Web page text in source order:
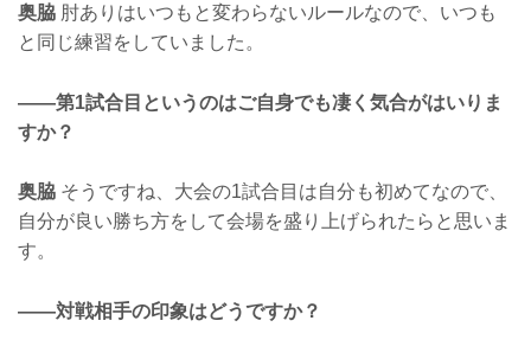
奥脇 肘ありはいつもと変わらないルールなので、いつも
と同じ練習をしていました。
——第1試合目というのはご自身でも凄く気合がはいりま
すか？
奥脇 そうですね、大会の1試合目は自分も初めてなので、
自分が良い勝ち方をして会場を盛り上げられたらと思いま
す。
——対戦相手の印象はどうですか？